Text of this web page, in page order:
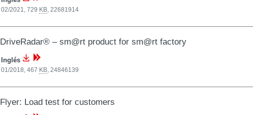
02/2021, 729 KB, 22681914
DriveRadar® – sm@rt product for sm@rt factory
Inglés
01/2018, 467 KB, 24846139
Flyer: Load test for customers